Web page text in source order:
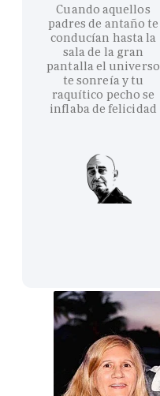
Cuando aquellos
padres de antaño te
conducían hasta la
sala de la gran
pantalla el universo
te sonreía y tu
raquítico pecho se
inflaba de felicidad